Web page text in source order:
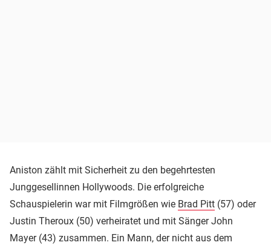
Aniston zählt mit Sicherheit zu den begehrtesten
Junggesellinnen Hollywoods. Die erfolgreiche
Schauspielerin war mit Filmgrößen wie Brad Pitt (57) oder
Justin Theroux (50) verheiratet und mit Sänger John
Mayer (43) zusammen. Ein Mann, der nicht aus dem